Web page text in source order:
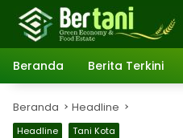
Langsung
konten
Beranda
Berita Terkini
Beranda Headline
Headline Tani Kota